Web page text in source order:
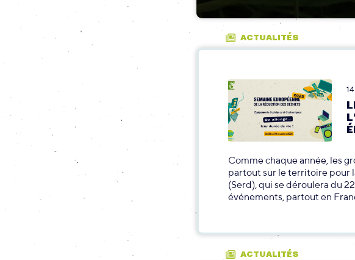
ACTUALITÉS
Comme chaque année, les
partout sur le territoire pour
(Serd), qui se déroulera du
événements, partout en
ACTUALITÉS